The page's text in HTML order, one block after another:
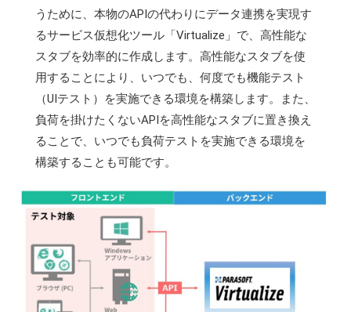
うために、本物のAPIの代わりにデータ連携を実現す
るサービス仮想化ツール「Virtualize」で、高性能な
スタブを効率的に作成します。高性能なスタブを使
用することにより、いつでも、何度でも機能テスト
（UIテスト）を実施できる環境を構築します。また、
負荷を掛けたくないAPIを高性能なスタブに置き換え
ることで、いつでも負荷テストを実施できる環境を
構築することも可能です。